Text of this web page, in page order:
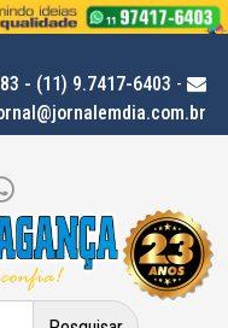
- (11) 9.7417-6403 -